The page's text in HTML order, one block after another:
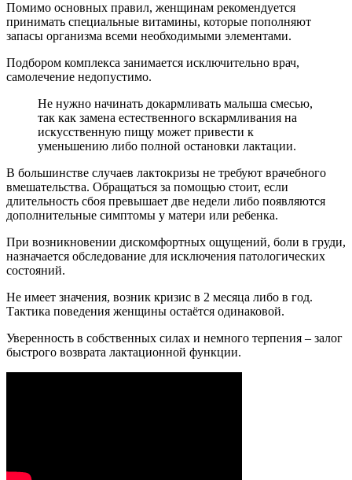
Помимо основных правил, женщинам рекомендуется
принимать специальные витамины, которые пополняют
запасы организма всеми необходимыми элементами.
Подбором комплекса занимается исключительно врач,
самолечение недопустимо.
Не нужно начинать докармливать малыша смесью,
так как замена естественного вскармливания на
искусственную пищу может привести к
уменьшению либо полной остановки лактации.
В большинстве случаев лактокризы не требуют врачебного
вмешательства. Обращаться за помощью стоит, если
длительность сбоя превышает две недели либо появляются
дополнительные симптомы у матери или ребенка.
При возникновении дискомфортных ощущений, боли в груди,
назначается обследование для исключения патологических
состояний.
Не имеет значения, возник кризис в 2 месяца либо в год.
Тактика поведения женщины остаётся одинаковой.
Уверенность в собственных силах и немного терпения – залог
быстрого возврата лактационной функции.